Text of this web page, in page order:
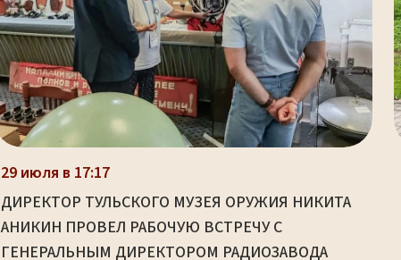
29 июля в 17:17
ДИРЕКТОР ТУЛЬСКОГО МУЗЕЯ ОРУЖИЯ НИКИТА
АНИКИН ПРОВЕЛ РАБОЧУЮ ВСТРЕЧУ С
ГЕНЕРАЛЬНЫМ ДИРЕКТОРОМ РАДИОЗАВОДА